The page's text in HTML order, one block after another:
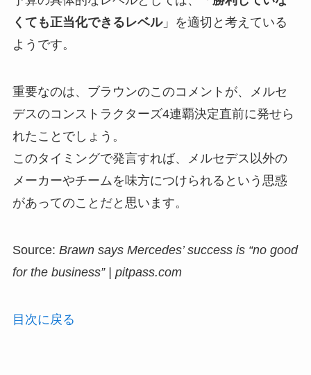
くても正当化できるレベル」を適切と考えている
ようです。
重要なのは、ブラウンのこのコメントが、メルセ
デスのコンストラクターズ4連覇決定直前に発せら
れたことでしょう。
このタイミングで発言すれば、メルセデス以外の
メーカーやチームを味方につけられるという思惑
があってのことだと思います。
Source: Brawn says Mercedes’ success is “no good
for the business” | pitpass.com
目次に戻る